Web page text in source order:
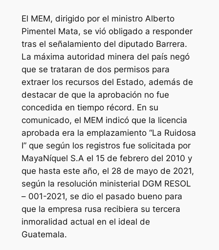
El MEM, dirigido por el ministro Alberto
Pimentel Mata, se vió obligado a responder
tras el señalamiento del diputado Barrera.
La máxima autoridad minera del país negó
que se trataran de dos permisos para
extraer los recursos del Estado, además de
destacar de que la aprobación no fue
concedida en tiempo récord. En su
comunicado, el MEM indicó que la licencia
aprobada era la emplazamiento “La Ruidosa
I” que según los registros fue solicitada por
MayaNíquel S.A el 15 de febrero del 2010 y
que hasta este año, el 28 de mayo de 2021,
según la resolución ministerial DGM RESOL
– 001-2021, se dio el pasado bueno para
que la empresa rusa recibiera su tercera
inmoralidad actual en el ideal de
Guatemala.